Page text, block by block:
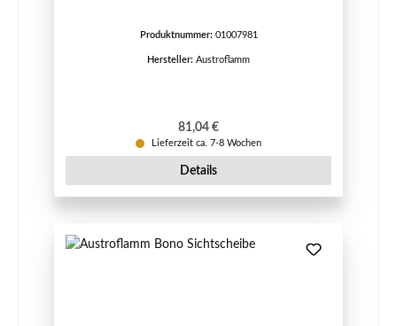
Produktnummer: 01007981
Hersteller: Austroflamm
Regulärer Preis:
81,04 €
Lieferzeit ca. 7-8 Wochen
Details